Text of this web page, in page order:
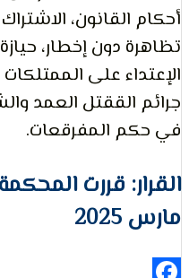
الاشتراك في
دون إخطار، حيازة
على الممتلكات العامة
العمد والشروع
المفرقعات.